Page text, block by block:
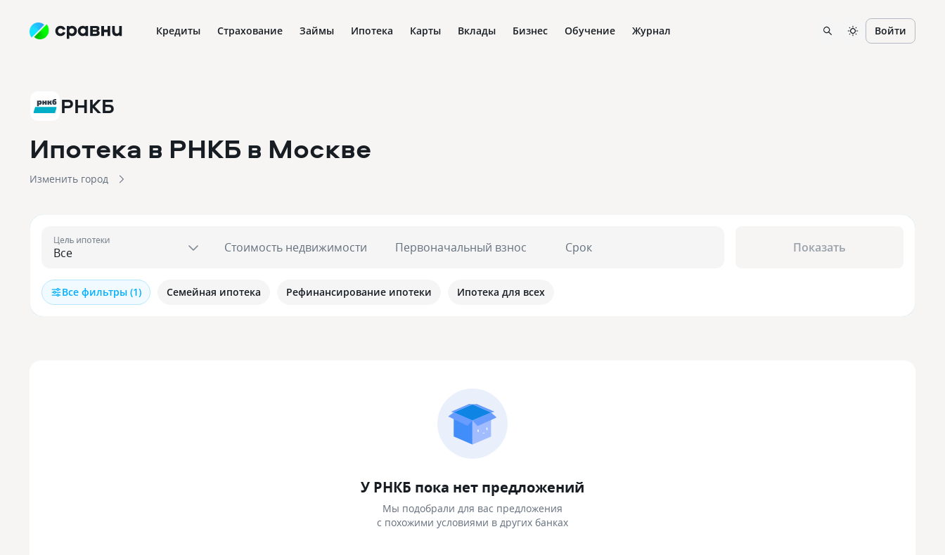
Кредиты Страхование Займы Ипотека Карты Вклады Бизнес Обучение Журнал Войти
РНКБ
Ипотека в РНКБ в Москве
Изменить город
Цель ипотеки Стоимость недвижимости Первоначальный взнос Срок Показать
Все фильтры (1) Семейная ипотека Рефинансирование ипотеки Ипотека для всех
У РНКБ пока нет предложений
Мы подобрали для вас предложения
с похожими условиями в других банках